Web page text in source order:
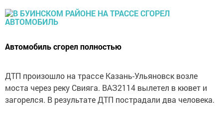
Автомобиль сгорел полностью
ДТП произошло на трассе Казань-Ульяновск возле
моста через реку Свияга. ВАЗ2114 вылетел в кювет и
загорелся. В результате ДТП пострадали два человека.